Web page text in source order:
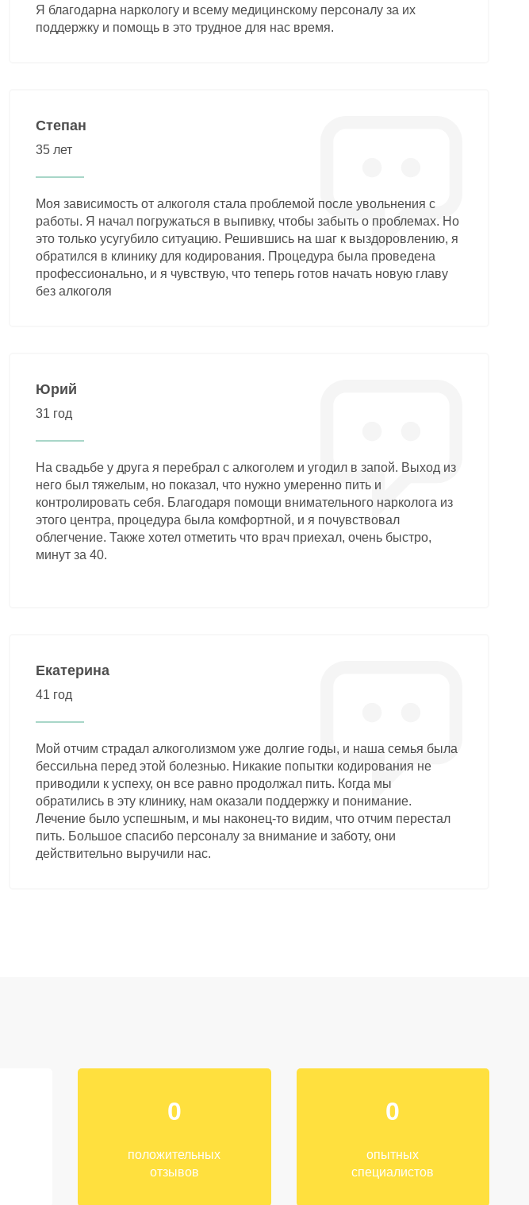
Я благодарна наркологу и всему медицинскому персоналу за их
поддержку и помощь в это трудное для нас время.
Степан
35 лет
Моя зависимость от алкоголя стала проблемой после увольнения с
работы. Я начал погружаться в выпивку, чтобы забыть о проблемах. Но
это только усугубило ситуацию. Решившись на шаг к выздоровлению, я
обратился в клинику для кодирования. Процедура была проведена
профессионально, и я чувствую, что теперь готов начать новую главу
без алкоголя
Юрий
31 год
На свадьбе у друга я перебрал с алкоголем и угодил в запой. Выход из
него был тяжелым, но показал, что нужно умеренно пить и
контролировать себя. Благодаря помощи внимательного нарколога из
этого центра, процедура была комфортной, и я почувствовал
облегчение. Также хотел отметить что врач приехал, очень быстро,
минут за 40.
Екатерина
41 год
Мой отчим страдал алкоголизмом уже долгие годы, и наша семья была
бессильна перед этой болезнью. Никакие попытки кодирования не
приводили к успеху, он все равно продолжал пить. Когда мы
обратились в эту клинику, нам оказали поддержку и понимание.
Лечение было успешным, и мы наконец-то видим, что отчим перестал
пить. Большое спасибо персоналу за внимание и заботу, они
действительно выручили нас.
0
положительных
отзывов
0
опытных
специалистов